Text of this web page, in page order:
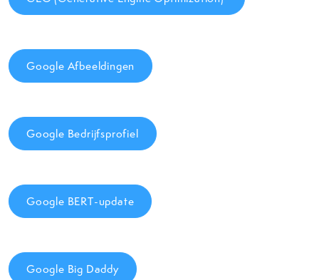
Google Afbeeldingen
Google Bedrijfsprofiel
Google BERT-update
Google Big Daddy